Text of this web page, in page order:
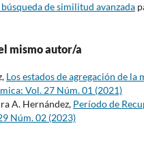
de similitud avanzada
mismo autor/a
Los estados de agregación de
Vol. 27 Núm. 01 (2021)
A. Hernández, Período de
Núm. 02 (2023)